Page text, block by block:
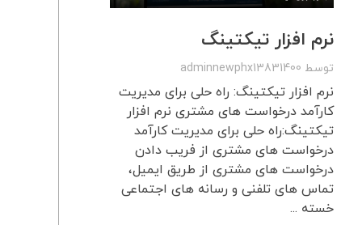
نرم افزار تیکتینگ
توسط adminnewphx13831400
نرم افزار تیکتینگ: راه حلی برای مدیریت
کارآمد درخواست های مشتری نرم افزار
تیکتینگ:راه حلی برای مدیریت کارآمد
درخواست های مشتری از فریب دادن
درخواست های مشتری از طریق ایمیل،
تماس های تلفنی و رسانه های اجتماعی
خسته ...